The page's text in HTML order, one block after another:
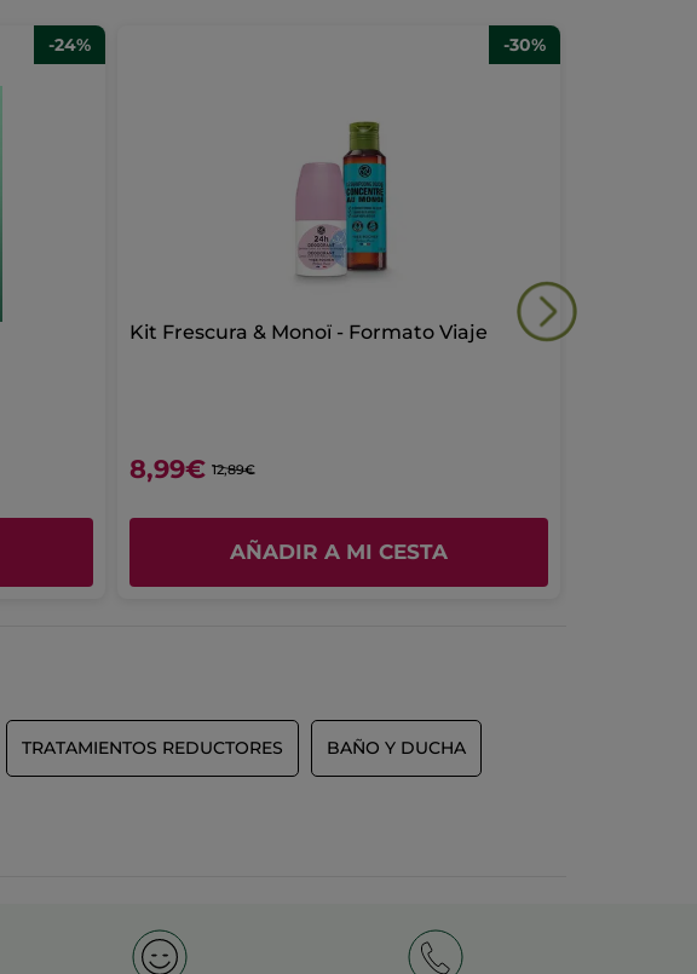
-24% -30%
Kit Frescura & Monoï - Formato Viaje
8,99€ 12,89€
AÑADIR A MI CESTA
TRATAMIENTOS REDUCTORES BAÑO Y DUCHA